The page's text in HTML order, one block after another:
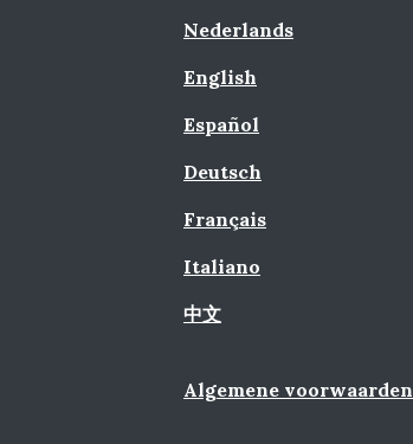
Nederlands
English
Español
Deutsch
Français
Italiano
中文
Algemene voorwaarden